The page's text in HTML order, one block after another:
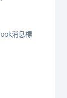
消息標